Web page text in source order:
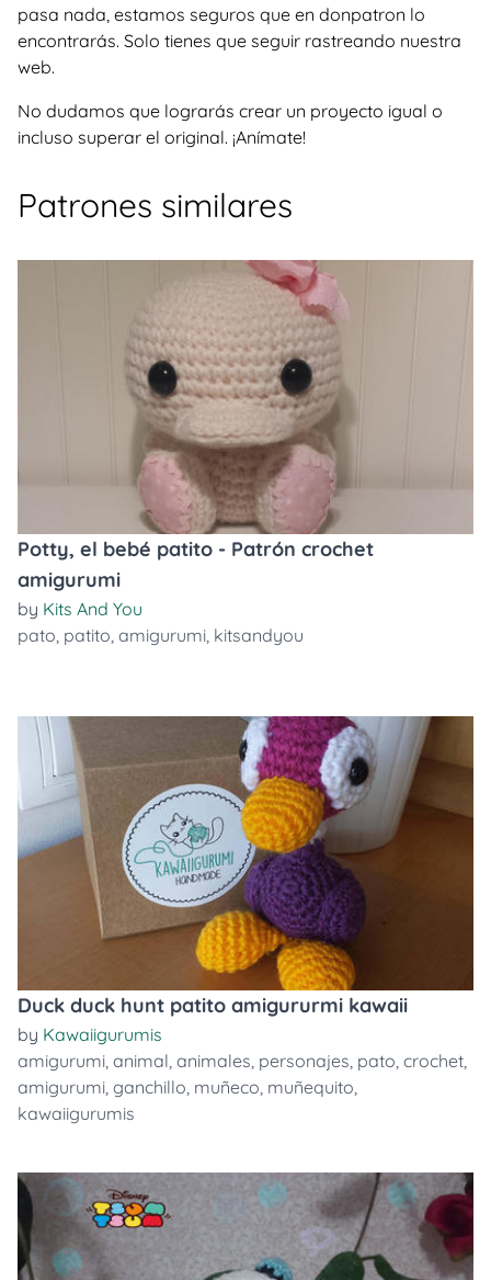
pasa nada, estamos seguros que en donpatron lo
encontrarás. Solo tienes que seguir rastreando nuestra
web.
No dudamos que lograrás crear un proyecto igual o
incluso superar el original. ¡Anímate!
Patrones similares
Potty, el bebé patito - Patrón crochet
amigurumi
by Kits And You
pato, patito, amigurumi, kitsandyou
Duck duck hunt patito amigururmi kawaii
by Kawaiigurumis
amigurumi, animal, animales, personajes, pato, crochet,
amigurumi, ganchillo, muñeco, muñequito,
kawaiigurumis